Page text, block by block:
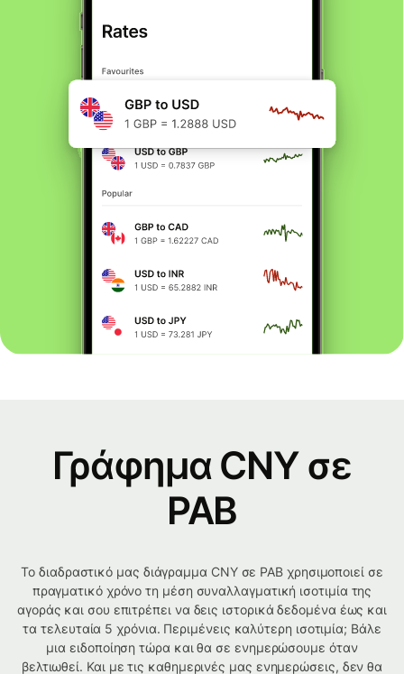
Γράφημα CNY σε
PAB
Το διαδραστικό μας διάγραμμα CNY σε PAB χρησιμοποιεί σε
πραγματικό χρόνο τη μέση συναλλαγματική ισοτιμία της
αγοράς και σου επιτρέπει να δεις ιστορικά δεδομένα έως και
τα τελευταία 5 χρόνια. Περιμένεις καλύτερη ισοτιμία; Βάλε
μια ειδοποίηση τώρα και θα σε ενημερώσουμε όταν
βελτιωθεί. Και με τις καθημερινές μας ενημερώσεις, δεν θα